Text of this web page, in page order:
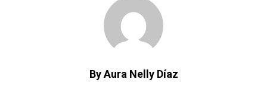
By Aura Nelly Díaz